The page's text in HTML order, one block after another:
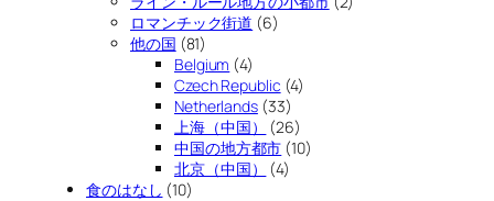
ロマンチック街道 (6)
他の国 (81)
Belgium (4)
Czech Republic (4)
Netherlands(33)
上海（中国）
(26)
中国の地方都市 (10)
北京（中国）
(4)
食のはなし (10)